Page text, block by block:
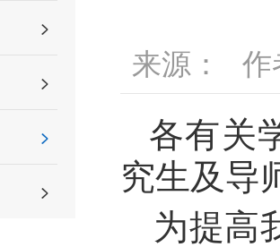
来源： 作
各有关
究生及导
为提高